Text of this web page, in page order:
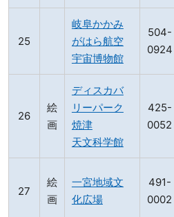
岐阜かかみ
がはら航空
宇宙博物館
504-
0924
絵
画
ディスカバ
リーパーク
焼津
天文科学館
425-
0052
絵
画
一宮地域文
化広場
491-
0002